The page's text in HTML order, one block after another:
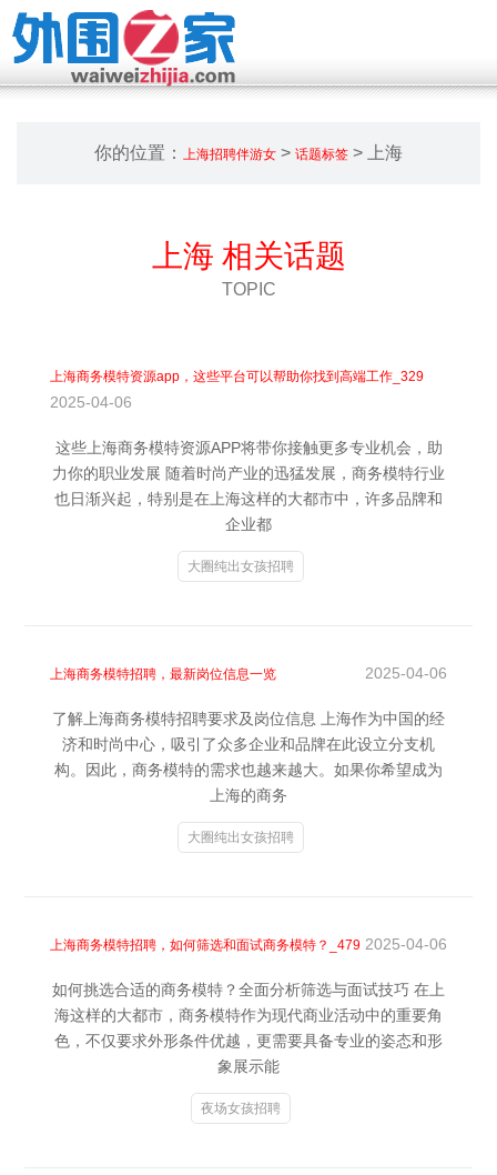
你的位置： 上海招聘伴游女 > 话题标签 > 上海
上海 相关话题
TOPIC
上海商务模特资源app，这些平台可以帮助你找到高端工作_329
2025-04-06
这些上海商务模特资源APP将带你接触更多专业机会，助
力你的职业发展 随着时尚产业的迅猛发展，商务模特行业
也日渐兴起，特别是在上海这样的大都市中，许多品牌和
企业都
大圈纯出女孩招聘
上海商务模特招聘，最新岗位信息一览 2025-04-06
了解上海商务模特招聘要求及岗位信息 上海作为中国的经
济和时尚中心，吸引了众多企业和品牌在此设立分支机
构。因此，商务模特的需求也越来越大。如果你希望成为
上海的商务
大圈纯出女孩招聘
上海商务模特招聘，如何筛选和面试商务模特？_479 2025-04-06
如何挑选合适的商务模特？全面分析筛选与面试技巧 在上
海这样的大都市，商务模特作为现代商业活动中的重要角
色，不仅要求外形条件优越，更需要具备专业的姿态和形
象展示能
夜场女孩招聘